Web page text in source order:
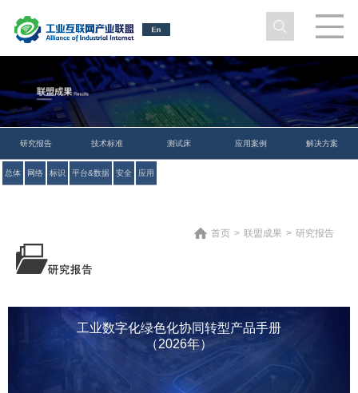
研究报告
总体 网络 标识 平台&数据 安全 应用
技术标准 测试床 应用案例 解决方案
首页 > 联盟成果 > 研究报告
工业数字化绿色化协同转型产品手册
（2026年）